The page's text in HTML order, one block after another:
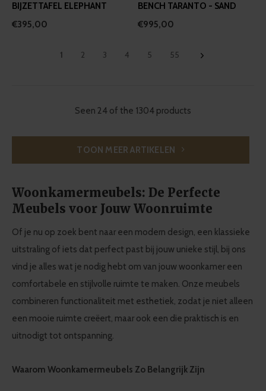
BIJZETTAFEL ELEPHANT
€395,00
BENCH TARANTO - SAND
€995,00
1 2 3 4 5 55
Seen 24 of the 1304 products
TOON MEER ARTIKELEN
Woonkamermeubels: De Perfecte
Meubels voor Jouw Woonruimte
Of je nu op zoek bent naar een modern design, een klassieke
uitstraling of iets dat perfect past bij jouw unieke stijl, bij ons
vind je alles wat je nodig hebt om van jouw woonkamer een
comfortabele en stijlvolle ruimte te maken. Onze meubels
combineren functionaliteit met esthetiek, zodat je niet alleen
een mooie ruimte creëert, maar ook een die praktisch is en
uitnodigt tot ontspanning.
Waarom Woonkamermeubels Zo Belangrijk Zijn